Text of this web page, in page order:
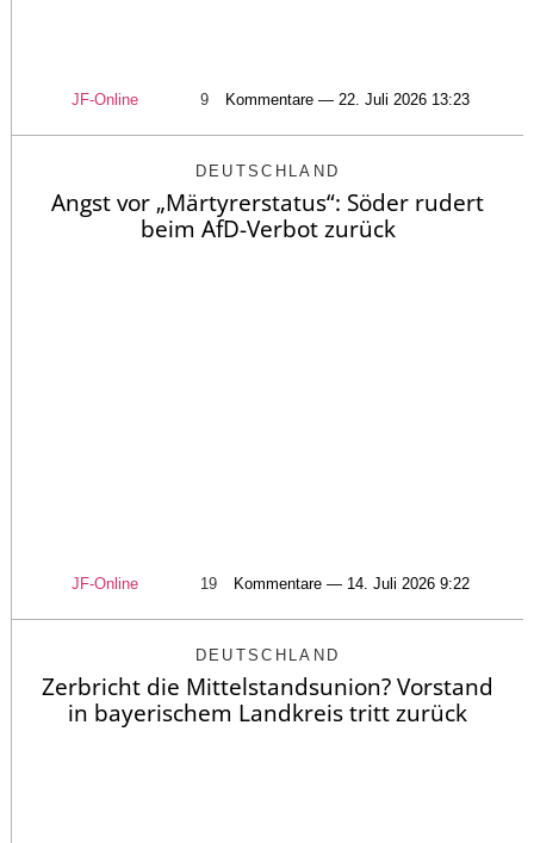
JF-Online 9 Kommentare — 22. Juli 2026 13:23
DEUTSCHLAND
Angst vor „Märtyrerstatus“: Söder rudert
beim AfD-Verbot zurück
JF-Online 19 Kommentare — 14. Juli 2026 9:22
DEUTSCHLAND
Zerbricht die Mittelstandsunion? Vorstand
in bayerischem Landkreis tritt zurück